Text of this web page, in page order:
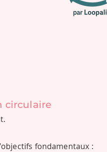
circulaire
fondamentaux :